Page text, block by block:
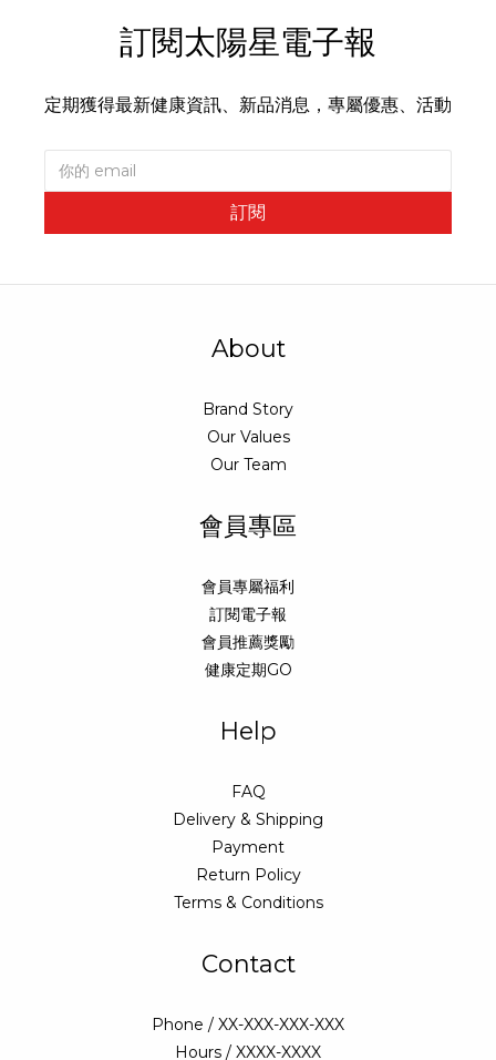
訂閱太陽星電子報
定期獲得最新健康資訊、新品消息，專屬優惠、活動
訂閱
About
Brand Story
Our Values
Our Team
會員專區
會員專屬福利
訂閱電子報
會員推薦獎勵
健康定期GO
Help
FAQ
Delivery & Shipping
Payment
Return Policy
Terms & Conditions
Contact
Phone / XX-XXX-XXX-XXX
Hours / XXXX-XXXX